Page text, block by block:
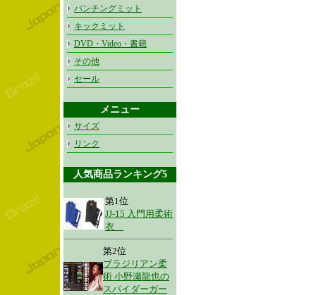
パンチングミット
キックミット
DVD・Video・書籍
その他
セール
メニュー
サイズ
リンク
人気商品ランキング5
第1位
JJ-15 入門用柔術
衣
第2位
ブラジリアン柔
術 小野瀬龍也の
スパイダーガー